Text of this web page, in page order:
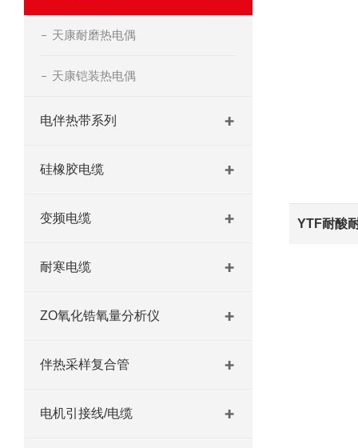
天康耐磨热电偶
天康铠装热电偶
电伴热带系列
硅橡胶电缆
变频电缆
耐寒电缆
ZO氧化锆氧量分析仪
伴热采样复合管
电机引接线/电缆
YTF耐酸